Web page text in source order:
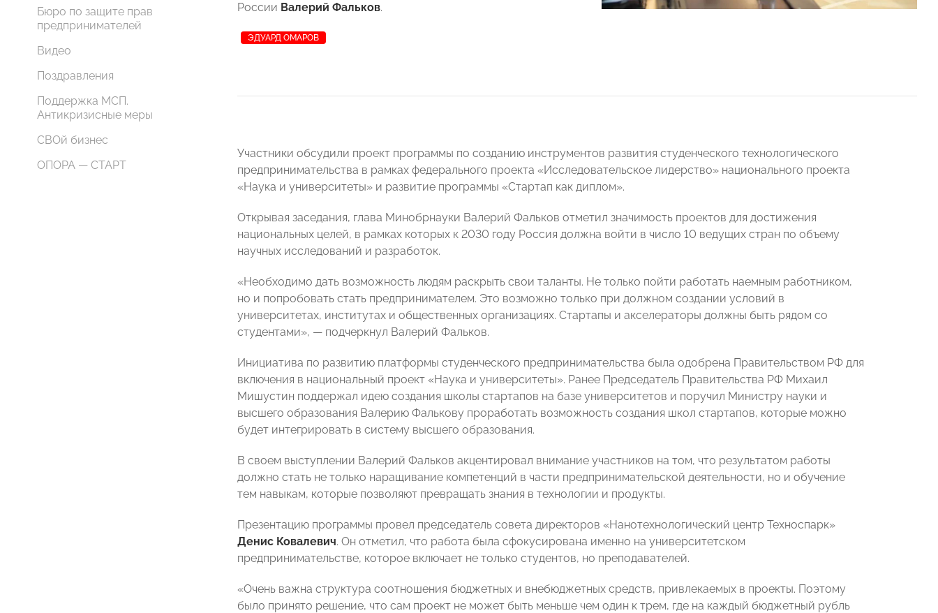
Бюро по защите прав
предпринимателей
Видео
Поздравления
Поддержка МСП.
Антикризисные меры
СВОй бизнес
ОПОРА — СТАРТ
России Валерий Фальков.
ЭДУАРД ОМАРОВ
Участники обсудили проект программы по созданию инструментов развития студенческого технологического
предпринимательства в рамках федерального проекта «Исследовательское лидерство» национального проекта
«Наука и университеты» и развитие программы «Стартап как диплом».
Открывая заседания, глава Минобрнауки Валерий Фальков отметил значимость проектов для достижения
национальных целей, в рамках которых к 2030 году Россия должна войти в число 10 ведущих стран по объему
научных исследований и разработок.
«Необходимо дать возможность людям раскрыть свои таланты. Не только пойти работать наемным работником,
но и попробовать стать предпринимателем. Это возможно только при должном создании условий в
университетах, институтах и общественных организациях. Стартапы и акселераторы должны быть рядом со
студентами», — подчеркнул Валерий Фальков.
Инициатива по развитию платформы студенческого предпринимательства была одобрена Правительством РФ для
включения в национальный проект «Наука и университеты». Ранее Председатель Правительства РФ Михаил
Мишустин поддержал идею создания школы стартапов на базе университетов и поручил Министру науки и
высшего образования Валерию Фалькову проработать возможность создания школ стартапов, которые можно
будет интегрировать в систему высшего образования.
В своем выступлении Валерий Фальков акцентировал внимание участников на том, что результатом работы
должно стать не только наращивание компетенций в части предпринимательской деятельности, но и обучение
тем навыкам, которые позволяют превращать знания в технологии и продукты.
Презентацию программы провел председатель совета директоров «Нанотехнологический центр Техноспарк»
Денис Ковалевич. Он отметил, что работа была сфокусирована именно на университетском
предпринимательстве, которое включает не только студентов, но преподавателей.
«Очень важна структура соотношения бюджетных и внебюджетных средств, привлекаемых в проекты. Поэтому
было принято решение, что сам проект не может быть меньше чем один к трем, где на каждый бюджетный рубль